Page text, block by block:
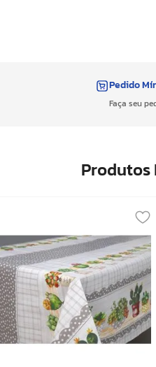
Pedido
Faça seu
Produtos